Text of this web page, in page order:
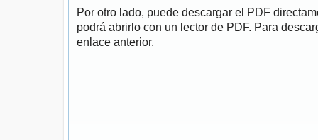
Por otro lado, puede descargar el PDF
podrá abrirlo con un lector de PDF. Para
enlace anterior.